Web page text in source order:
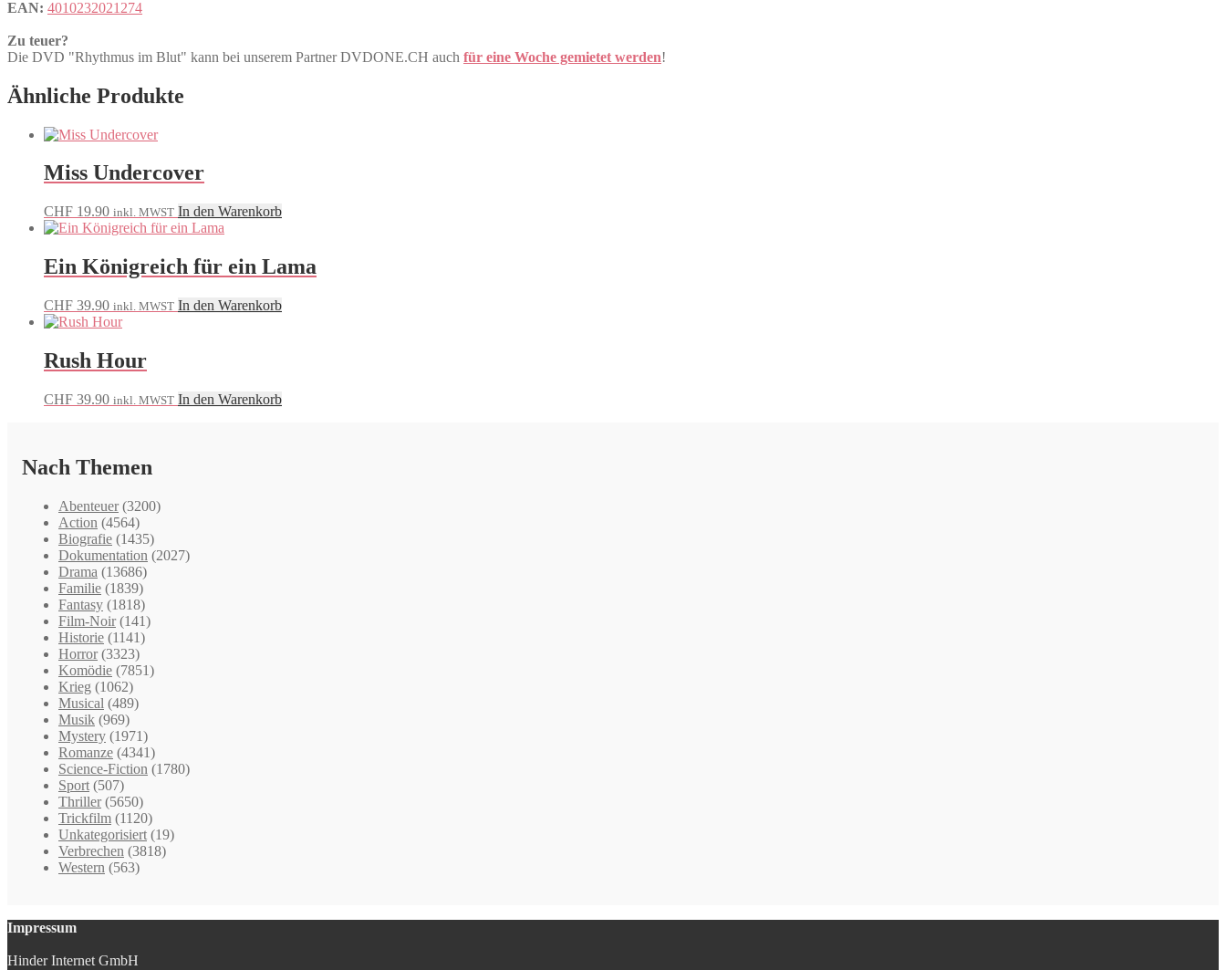
EAN: 4010232021274
Zu teuer?
Die DVD "Rhythmus im Blut" kann bei unserem Partner DVDONE.CH auch für eine Woche gemietet werden!
Ähnliche Produkte
Miss Undercover
CHF 19.90 inkl. MWST In den Warenkorb
Ein Königreich für ein Lama
CHF 39.90 inkl. MWST In den Warenkorb
Rush Hour
CHF 39.90 inkl. MWST In den Warenkorb
Nach Themen
Abenteuer (3200)
Action (4564)
Biografie (1435)
Dokumentation (2027)
Drama (13686)
Familie (1839)
Fantasy (1818)
Film-Noir (141)
Historie (1141)
Horror (3323)
Komödie (7851)
Krieg (1062)
Musical (489)
Musik (969)
Mystery (1971)
Romanze (4341)
Science-Fiction (1780)
Sport (507)
Thriller (5650)
Trickfilm (1120)
Unkategorisiert (19)
Verbrechen (3818)
Western (563)
Impressum
Hinder Internet GmbH